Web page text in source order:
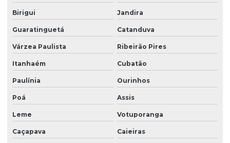
Facilities terceirização
Facility comercial
Facility empresa de limpeza
Facility empresa terceirizada
Facility limpeza e conservação
Facility services limpeza
Facility serviços terceirizados
Birigui Jandira
Guaratinguetá Catanduva
Várzea Paulista Ribeirão Pires
Itanhaém Cubatão
Paulínia Ourinhos
Poá Assis
Leme Votuporanga
Caçapava Caieiras